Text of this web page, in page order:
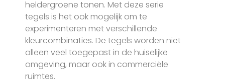
heldergroene tonen. Met deze serie
tegels is het ook mogelijk om te
experimenteren met verschillende
kleurcombinaties. De tegels worden niet
alleen veel toegepast in de huiselijke
omgeving, maar ook in commerciële
ruimtes.